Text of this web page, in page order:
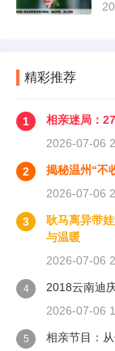
精彩推荐
1
相亲迷局：
2026-07-06
2
揭秘温州“不
2026-07-06
3
耿马离异带
与温暖
2026-07-06
4
2018云南迪
2026-07-06
5
相亲节目：